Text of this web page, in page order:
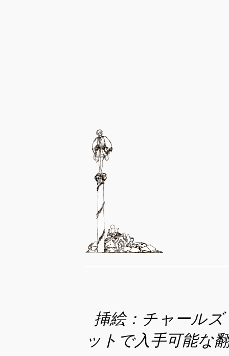
挿絵：チャール
ットで入手可能な